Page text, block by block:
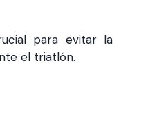
para evitar la
el triatlón.